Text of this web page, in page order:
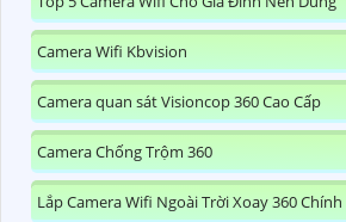
Camera Wifi Kbvision
Camera quan sát Visioncop 360 Cao Cấp
Camera Chống Trộm 360
Lắp Camera Wifi Ngoài Trời Xoay 360